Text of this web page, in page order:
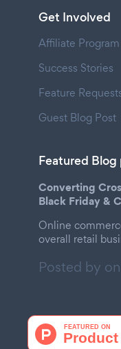
Get Involved
Affiliate Program
Success Stories
Feature
Guest Blog Post
Featured Blog
Converting
Black Friday &
Online
overall retail
Posted by on